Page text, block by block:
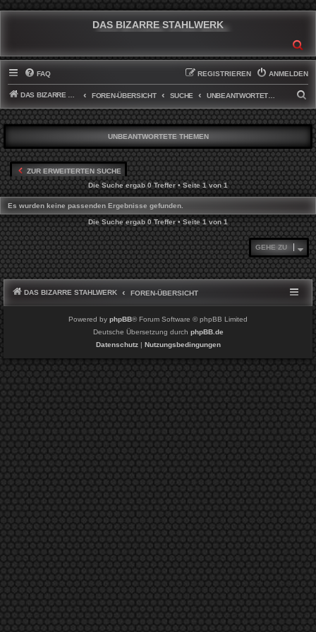
DAS BIZARRE STAHLWERK
FAQ ANMELDEN
REGISTRIEREN
DAS BIZARRE STAHLWERK FOREN-ÜBERSICHT SUCHE
U
C
H
E
UNBEANTWORTETE THEMEN
ZUR ERWEITERTEN SUCHE
Die Suche ergab 0 Treffer • Seite1von1
Es wurden keine passenden Ergebnisse gefunden.
Die Suche ergab 0 Treffer • Seite1von1
GEHE ZU
DAS BIZARRE STAHLWERK FOREN-ÜBERSICHT
Powered by phpBB® Forum Software © phpBB Limited
Deutsche Übersetzung durch phpBB.de
Datenschutz| Nutzungsbedingungen